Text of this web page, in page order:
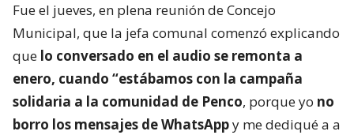
Fue el jueves, en plena reunión de Concejo
Municipal, que la jefa comunal comenzó explicando
que lo conversado en el audio se remonta a
enero, cuando “estábamos con la campaña
solidaria a la comunidad de Penco, porque yo no
borro los mensajes de WhatsAppy me dediqué a a